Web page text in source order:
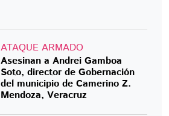
ATAQUE ARMADO
Asesinan a Andrei Gamboa
Soto, director de Gobernación
del municipio de Camerino Z.
Mendoza, Veracruz